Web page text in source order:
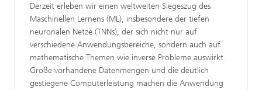
Derzeit erleben wir einen weltweiten Siegeszug des
Maschinellen Lernens (ML), insbesondere der tiefen
neuronalen Netze (TNNs), der sich nicht nur auf
verschiedene Anwendungsbereiche, sondern auch auf
mathematische Themen wie inverse Probleme auswirkt.
Große vorhandene Datenmengen und die deutlich
gestiegene Computerleistung machen die Anwendung